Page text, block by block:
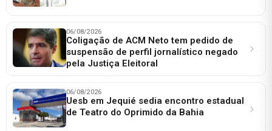
06/08/2026
Coligação de ACM Neto tem pedido de
suspensão de perfil jornalístico negado
pela Justiça Eleitoral
06/08/2026
Uesb em Jequié sedia encontro estadual
de Teatro do Oprimido da Bahia